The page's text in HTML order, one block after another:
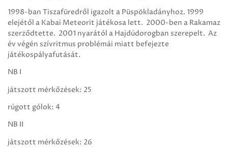
1998-ban Tiszafüredről igazolt a Püspökladányhoz. 1999
elejétől a Kabai Meteorit játékosa lett. 2000-ben a Rakamaz
szerződtette. 2001 nyarától a Hajdúdorogban szerepelt. Az
év végén szívritmus problémái miatt befejezte
játékospályafutását.
NB I
játszott mérkőzések: 25
rúgott gólok: 4
NB II
játszott mérkőzések: 26